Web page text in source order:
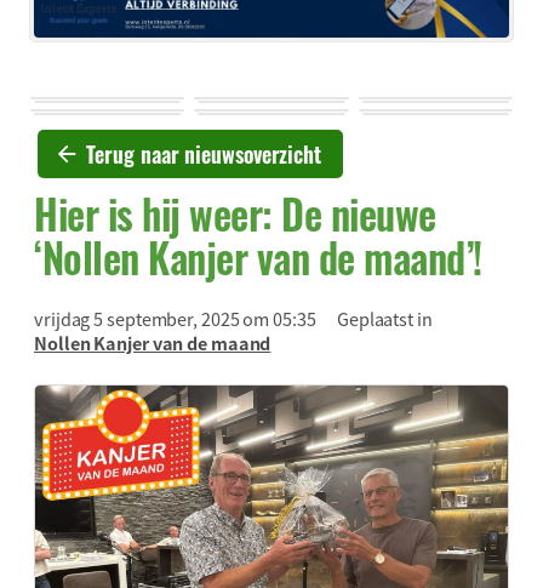
Terug naar nieuwsoverzicht
Hier is hij weer: De nieuwe
‘Nollen Kanjer van de maand’!
vrijdag 5 september, 2025 om 05:35
Geplaatst in
Nollen Kanjer van de maand